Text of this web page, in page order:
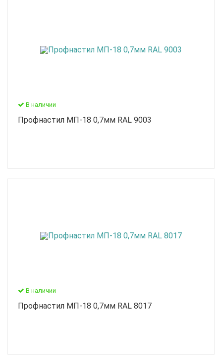
В наличии
Профнастил МП-18 0,7мм RAL 9003
В наличии
Профнастил МП-18 0,7мм RAL 8017